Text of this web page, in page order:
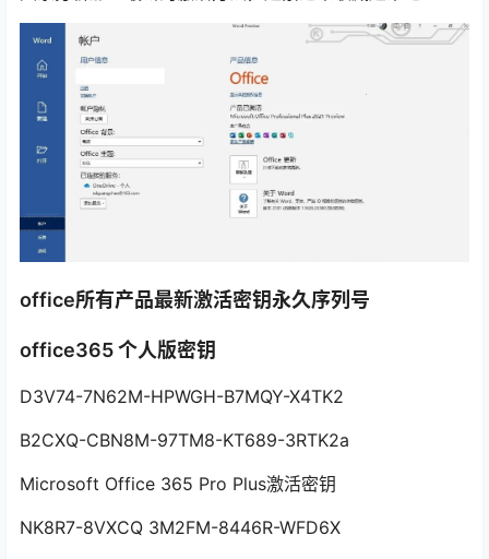
office所有产品最新激活密钥永久序列号
office365 个人版密钥
D3V74-7N62M-HPWGH-B7MQY-X4TK2
B2CXQ-CBN8M-97TM8-KT689-3RTK2a
Microsoft Office 365 Pro Plus激活密钥
NK8R7-8VXCQ 3M2FM-8446R-WFD6X